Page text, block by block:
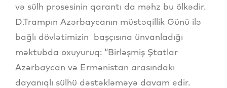
və sülh prosesinin qarantı da məhz bu ölkədir.
D.Trampın Azərbaycanın müstəqillik Günü ilə
bağlı dövlətimizin başçısına ünvanladığı
məktubda oxuyuruq: “Birləşmiş Ştatlar
Azərbaycan və Ermənistan arasındakı
dayanıqlı sülhü dəstəkləməyə davam edir.